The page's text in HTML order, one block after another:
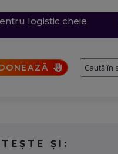
logistic cheie
consilier
fi analizat de SRI
interese. Ce case,
ȘI: